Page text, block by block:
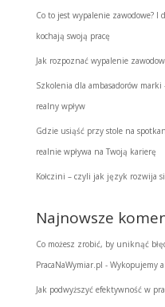
Co to jest wypalenie zawodowe? I
kochają swoją pracę
Jak rozpoznać wypalenie
Szkolenia dla ambasadorów
realny wpływ
Gdzie usiąść przy stole na
realnie wpływa na Twoją karierę
Kołczini – czyli jak język rozwija
Najnowsze
Co możesz zrobić, by uniknąć
PracaNaWymiar.pl - Wykopujemy
Jak podwyższyć efektywność w